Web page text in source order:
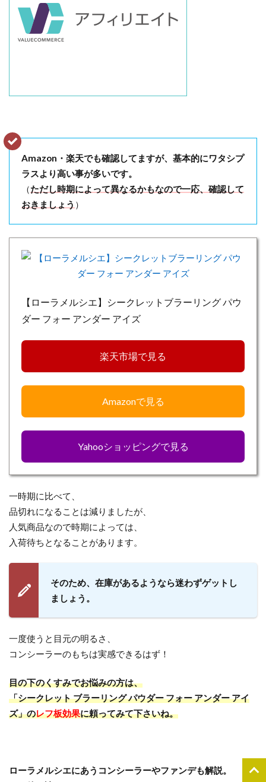
Amazon・楽天でも確認してますが、基本的にワタシプ
ラスより高い事が多いです。
（ ただし時期によって異なるかもなので一応、確認して
おきましょう ）
【ローラメルシエ】シークレットブラーリング パウ
ダー フォー アンダー アイズ
楽天市場で見る
Amazonで見る
Yahooショッピングで見る
一時期に比べて、
品切れになることは減りましたが、
人気商品なので時期によっては、
入荷待ちとなることがあります。
そのため、在庫があるようなら迷わずゲットし
ましょう。
一度使うと目元の明るさ、
コンシーラーのもちは実感できるはず！
目の下のくすみでお悩みの方は、
「シークレット ブラーリング パウダー フォー アンダー アイ
ズ」のレフ板効果に頼ってみて下さいね。
ローラメルシエにあう コンシーラーやファンデも解説。